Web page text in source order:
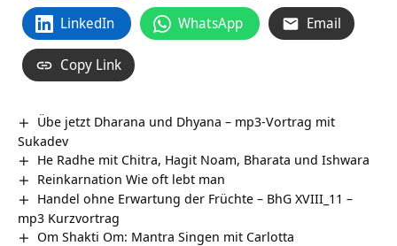
LinkedIn WhatsApp Email
Copy Link
Übe jetzt Dharana und Dhyana – mp3-Vortrag mit
Sukadev
He Radhe mit Chitra, Hagit Noam, Bharata und Ishwara
Reinkarnation Wie oft lebt man
Handel ohne Erwartung der Früchte – BhG XVIII_11 –
mp3 Kurzvortrag
Om Shakti Om: Mantra Singen mit Carlotta